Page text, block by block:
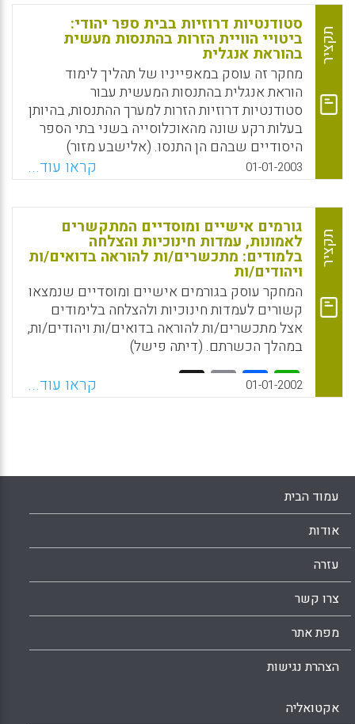
תקציר
סטודנטיות דרוזיות בבית ספר יהודי:
ביטויי הוויית הזרות בהתנסות מעשית
בהוראת אנגלית
מחקר זה עוסק במאפייניו של תהליך לימוד
הוראת אנגלית בהתנסות המעשית עבור
סטודנטיות דרוזיות הזרות למערך ההתנסות, בהיותן
בעלות רקע שונה מהאוכלוסייה בשני בתי הספר
היסודיים שבהם הן התנסו. (אלישבע מזור)
WhatsApp
Facebook
Email
X 01-01-2003 קראו עוד...
תקציר
גורמים אישיים ומוסדיים המתקשרים
לאמונות, עמדות חינוכיות והצלחה
בלמודים: מתכשרים/ות להוראה בדואים/ות
ויהודים/ות
המחקר עוסק בגורמים אישיים ומוסדיים שנמצאו
קשורים לעמדות חינוכיות ולהצלחה בלימודים
אצל מתכשרים/ות להוראה בדואים/ות ויהודים/ות,
במהלך הכשרתם. (דיתה פישל)
WhatsApp
Facebook
Email 01-01-2002 קראו עוד...
עמוד הבית
אודות
עזרה
צרו קשר
מפת אתר
הצהרת נגישות
אקטואליה